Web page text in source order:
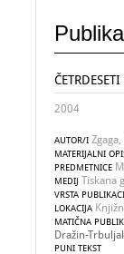
2004
AUTOR/I
MATERIJALNI
PREDMETNICE
MEDIJ Tiskana
VRSTA
LOKACIJA
MATIČNA
Dražin-
PUNI TEKST